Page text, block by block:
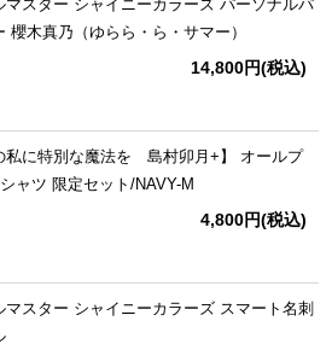
マスター シャイニーカラーズ パーソナルパ
櫻木真乃（ゆらら・ら・サマー）
14,800円(税込)
私に特別な魔法を 島村卯月+】 オールプ
ャツ 限定セット/NAVY-M
4,800円(税込)
マスター シャイニーカラーズ スマート名刺